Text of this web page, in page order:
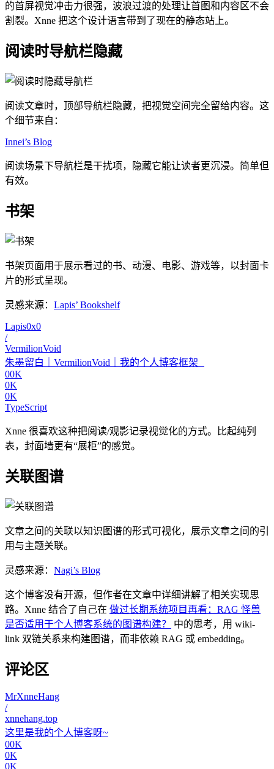
的首屏视觉冲击力很强，波浪过渡的处理让首图和内容区不会
割裂。Xnne 把这个设计语言带到了现在的静态站上。
阅读时导航栏隐藏
阅读文章时，顶部导航栏隐藏，把视觉空间完全留给内容。这
个细节来自：
Innei’s Blog
阅读场景下导航栏是干扰项，隐藏它能让读者更沉浸。简单但
有效。
书架
书架页面用于展示看过的书、动漫、电影、游戏等，以封面卡
片的形式呈现。
灵感来源： Lapis’ Bookshelf
Lapis0x0
/
VermilionVoid
朱墨留白｜VermilionVoid｜我的个人博客框架
00K
0K
0K
TypeScript
Xnne 很喜欢这种把阅读/观影记录视觉化的方式。比起纯列
表，封面墙更有“展柜”的感觉。
关联图谱
文章之间的关联以知识图谱的形式可视化，展示文章之间的引
用与主题关联。
灵感来源： Nagi’s Blog
这个博客没有开源，但作者在文章中详细讲解了相关实现思
路。Xnne 结合了自己在 做过长期系统项目再看：RAG 怪兽
是否适用于个人博客系统的图谱构建？
中的思考，用 wiki-
link 双链关系来构建图谱，而非依赖 RAG 或 embedding。
评论区
MrXnneHang
/
xnnehang.top
这里是我的个人博客呀~
00K
0K
0K